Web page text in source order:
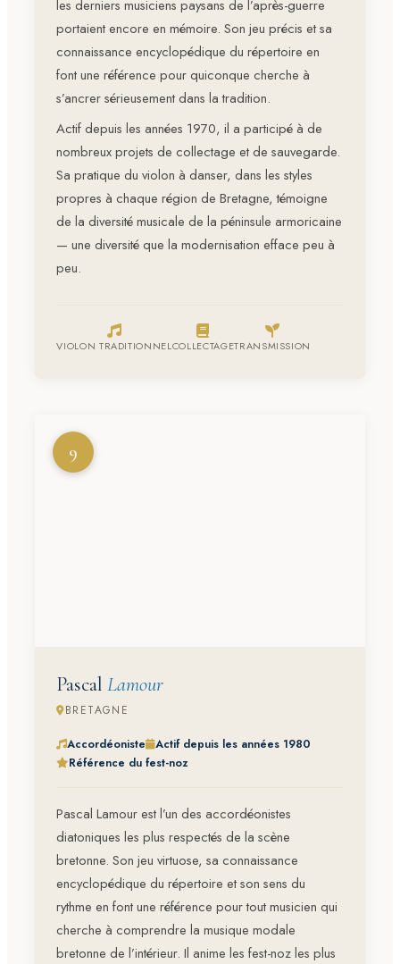
les derniers musiciens paysans de l’après-guerre
portaient encore en mémoire. Son jeu précis et sa
connaissance encyclopédique du répertoire en
font une référence pour quiconque cherche à
s’ancrer sérieusement dans la tradition.
Actif depuis les années 1970, il a participé à de
nombreux projets de collectage et de sauvegarde.
Sa pratique du violon à danser, dans les styles
propres à chaque région de Bretagne, témoigne
de la diversité musicale de la péninsule armoricaine
— une diversité que la modernisation efface peu à
peu.
VIOLON TRADITIONNELCOLLECTAGETRANSMISSION
9
PascalLamour
BRETAGNE
Accordéoniste
Actif depuis les années 1980
Référence du fest-noz
Pascal Lamour est l’un des accordéonistes
diatoniques les plus respectés de la scène
bretonne. Son jeu virtuose, sa connaissance
encyclopédique du répertoire et son sens du
rythme en font une référence pour tout musicien qui
cherche à comprendre la musique modale
bretonne de l’intérieur. Il anime les fest-noz les plus